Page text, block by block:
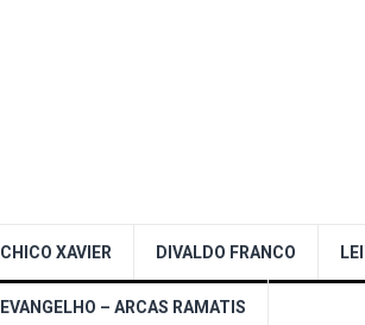
CHICO XAVIER DIVALDO FRANCO
EVANGELHO – ARCAS RAMATIS